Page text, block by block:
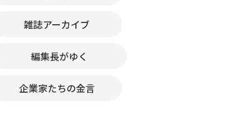
雑誌アーカイブ
編集長がゆく
企業家たちの金言